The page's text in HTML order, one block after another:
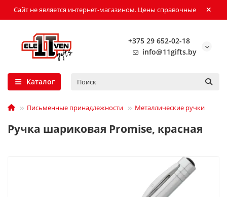
Сайт не является интернет-магазином. Цены справочные
+375 29 652-02-18
info@11gifts.by
Каталог
Письменные принадлежности Металлические ручки
Ручка шариковая Promise, красная